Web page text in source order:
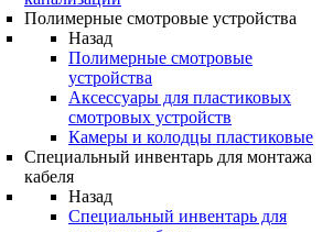
Полимерные смотровые устройства
Назад
Полимерные смотровые
устройства
Аксессуары для пластиковых
смотровых устройств
Камеры и колодцы пластиковые
Специальный инвентарь для монтажа
кабеля
Назад
Специальный инвентарь для